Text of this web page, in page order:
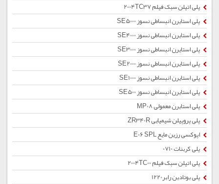
پلی اتیلن سبک فیلم 2004TC37
پلی استایرن انبساطی نسوز SE5000
پلی استایرن انبساطی نسوز SE4000
پلی استایرن انبساطی نسوز SE3000
پلی استایرن انبساطی نسوز SE2000
پلی استایرن انبساطی نسوز SE1000
پلی استایرن انبساطی نسوز SE500
پلی استایرن معمولی MP08
پلی پروپیلن شیمیایی ZR340R
اپوکسی رزین مایع E06 SPL
پلی کربنات 0710
پلی اتیلن سبک فیلم 2004TC00
پلی بوتادین رابر1220